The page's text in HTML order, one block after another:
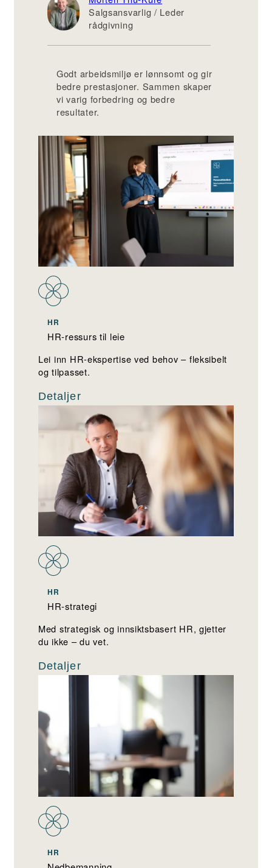
Salgsansvarlig / Leder
rådgivning
Godt arbeidsmiljø er lønnsomt og gir
bedre prestasjoner. Sammen skaper
vi varig forbedring og bedre
resultater.
HR
HR-ressurs til leie
Lei inn HR-ekspertise ved behov – fleksibelt
og tilpasset.
Detaljer
HR
HR-strategi
Med strategisk og innsiktsbasert HR, gjetter
du ikke – du vet.
Detaljer
HR